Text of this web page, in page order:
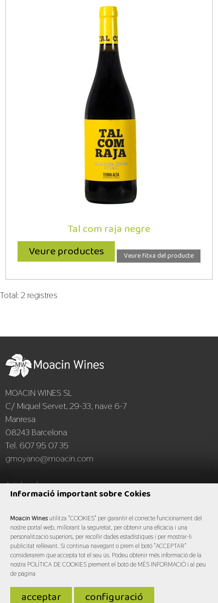
Informació important sobre Cokies
Moacin Winesutilitza "COOKIES" per garantir el correcte funcionament del
nostre portal web, millorant la seguretat, per obtenir una eficàcia i una
personalització superiors, per recollir dades estadístiques i per mostrar-li
publicitat rellevant. Si continua navegant o prem el botó "ACCEPTAR"
considerarem que accepta tot el seu ús. Podeu obtenir més informació de la
nostra POLÍTICA DE COOKIES prement el botó de MÉS INFORMACIÓ i al peu
de pàgina
acceptar configuració
Tal com raja negre
Veure productes Veure fitxa del producte
Total: 2 registres
MOACIN WINES SL
C/ Miquel Servet, 29-33, nave 6-7
Manresa
08243 Barcelona
Tel. 607 95 07 35
gmoyano@moacin.com
Avís legal
© Moacin Wines 2026